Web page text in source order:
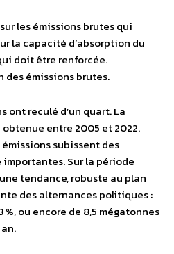
les émissions brutes qui
la capacité d’absorption du
doit être renforcée.
des émissions brutes.
ont reculé d’un quart. La
entre 2005 et 2022.
émissions subissent des
Sur la période
tendance, robuste au plan
des alternances politiques :
ou encore de 8,5 mégatonnes